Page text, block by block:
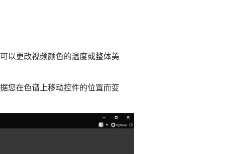
以更改视频颜色的温度或整体美
您在色谱上移动控件的位置而变